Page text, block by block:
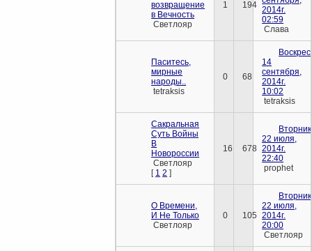
возвращение
в Вечность
Светлояр
1 194 2014г.
02:59
Слава
Паситесь,
мирные
народы..
tetraksis
0 68
14
сентября,
2014г.
10:02
tetraksis
Сакральная
Суть Войны
В
Новороссии
Светлояр
[ 1 2 ]
16 678
22 июля,
2014г.
22:40
prophet
О Времени,
И Не Только
Светлояр
0 105
22 июля,
2014г.
20:00
Светлояр